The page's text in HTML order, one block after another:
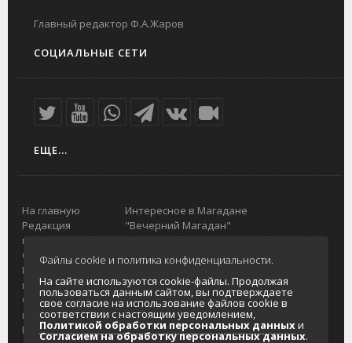
Главный редактор Ф.А.Жаров
СОЦИАЛЬНЫЕ СЕТИ
ЕЩЕ...
На главную
Редакция
портала
О проекте
Реклама на
портале
Отзывы и
предложения
Интернет-
Интересное в Магадане
"Вечерний Магадан"
Городская доска объявлений
Реклама
Главный туристический портал
Колымы
Политика в отношении обработки
персональных данных
Согласие на обработку персональных
Файлы cookie и политика конфиденциальности.
На сайте используются cookie-файлы. Продолжая
пользоваться данным сайтом, вы подтверждаете
свое согласие на использование файлов cookie в
соответствии с настоящим уведомлением,
Политикой обработки персональных данныхи
Согласием на обработку персональных данных.